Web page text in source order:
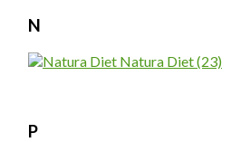
N
Natura Diet(23)
P